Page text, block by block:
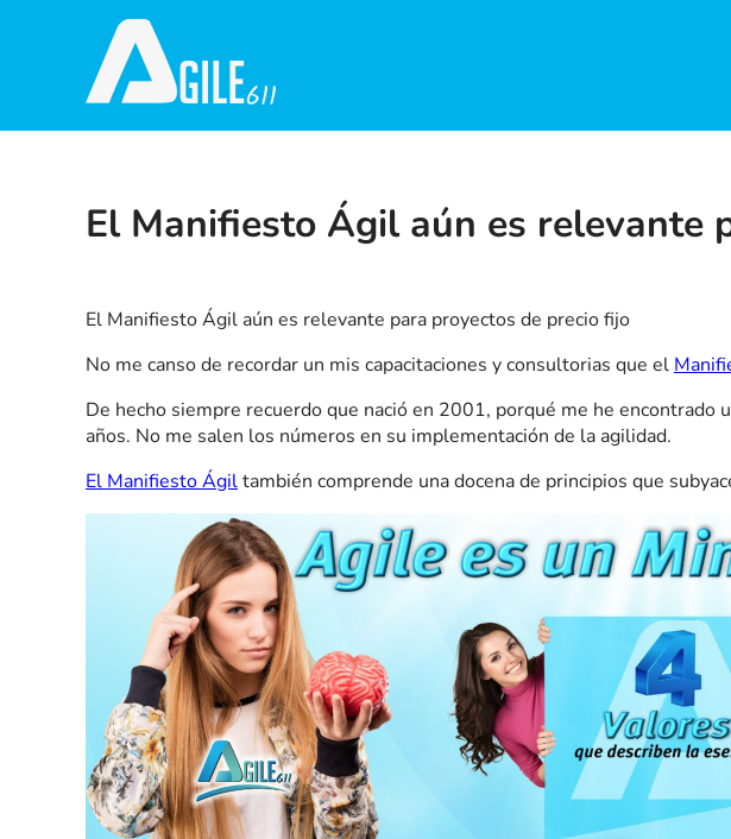
El Manifiesto Ágil aún es relevante
El Manifiesto Ágil aún es relevante para proyectos de precio fijo
No me canso de recordar un mis capacitaciones y consultorias que el
De hecho siempre recuerdo que nació en 2001, porqué me he
años. No me salen los números en su implementación de la agilidad.
El Manifiesto Ágiltambién comprende una docena de principios que